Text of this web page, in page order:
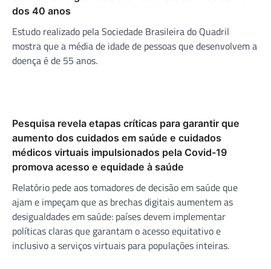
dos 40 anos
Estudo realizado pela Sociedade Brasileira do Quadril
mostra que a média de idade de pessoas que desenvolvem a
doença é de 55 anos.
Pesquisa revela etapas críticas para garantir que
aumento dos cuidados em saúde e cuidados
médicos virtuais impulsionados pela Covid-19
promova acesso e equidade à saúde
Relatório pede aos tomadores de decisão em saúde que
ajam e impeçam que as brechas digitais aumentem as
desigualdades em saúde: países devem implementar
políticas claras que garantam o acesso equitativo e
inclusivo a serviços virtuais para populações inteiras.